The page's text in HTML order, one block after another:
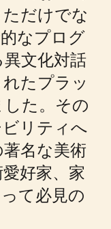
だけでな
なプログ
文化対話
たプラッ
た。その
リティへ
名な美術
好家、家
て必見の